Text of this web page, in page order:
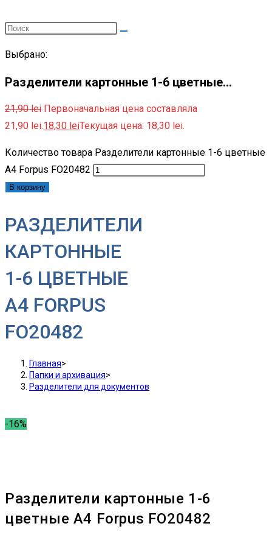
Выбрано:
Разделители картонные 1-6 цветные…
21,90lei Первоначальная цена составляла
21,90 lei.18,30 leiТекущая цена: 18,30 lei.
Количество товара Разделители картонные 1-6 цветные
А4 Forpus FO20482
В корзину
РАЗДЕЛИТЕЛИ
КАРТОННЫЕ
1-6 ЦВЕТНЫЕ
А4 FORPUS
FO20482
Главная>
Папки и архивация>
Разделители для документов
-16%
Разделители картонные 1-6
цветные А4 Forpus FO20482